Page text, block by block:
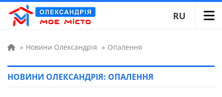
RU
» Новини Олександрія » Опалення
НОВИНИ ОЛЕКСАНДРІЯ: ОПАЛЕННЯ